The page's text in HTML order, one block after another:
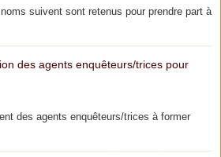
suivent sont retenus pour prendre part à
des agents enquêteurs/trices pour
des agents enquêteurs/trices à former